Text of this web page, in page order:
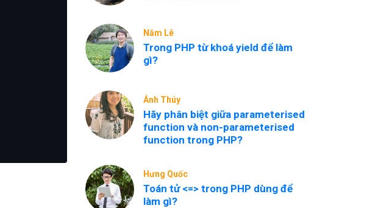
Năm Lê
Trong PHP từ khoá yield để làm
gì?
Ánh Thúy
Hãy phân biệt giữa parameterised
function và non-parameterised
function trong PHP?
Hưng Quốc
Toán tử <=> trong PHP dùng để
làm gì?